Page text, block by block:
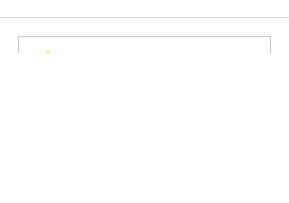
8月の営業日カレンダー